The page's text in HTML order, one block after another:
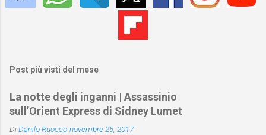
Post più visti del mese
La notte degli inganni | Assassinio
sull’Orient Express di Sidney Lumet
DiDanilo Ruocco novembre 25, 2017